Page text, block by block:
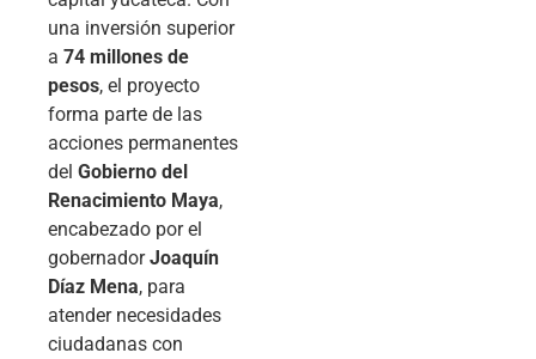
una inversión superior
a 74 millones de
pesos, el proyecto
forma parte de las
acciones permanentes
del Gobierno del
Renacimiento Maya,
encabezado por el
gobernadorJoaquín
Díaz Mena, para
atender necesidades
ciudadanas con